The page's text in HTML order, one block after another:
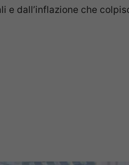
e dall’inflazione che